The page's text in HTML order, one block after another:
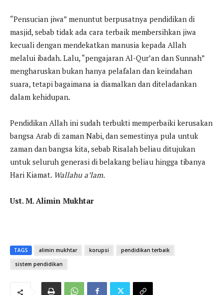
“Pensucian jiwa” menuntut berpusatnya pendidikan di
masjid, sebab tidak ada cara terbaik membersihkan jiwa
kecuali dengan mendekatkan manusia kepada Allah
melalui ibadah. Lalu, “pengajaran Al-Qur’an dan Sunnah”
mengharuskan bukan hanya pelafalan dan keindahan
suara, tetapi bagaimana ia diamalkan dan diteladankan
dalam kehidupan.
Pendidikan Allah ini sudah terbukti memperbaiki kerusakan
bangsa Arab di zaman Nabi, dan semestinya pula untuk
zaman dan bangsa kita, sebab Risalah beliau ditujukan
untuk seluruh generasi di belakang beliau hingga tibanya
Hari Kiamat. Wallahu a’lam.
Ust. M. Alimin Mukhtar
TAGS alimin mukhtar korupsi
pendidikan terbaik
sistem pendidikan